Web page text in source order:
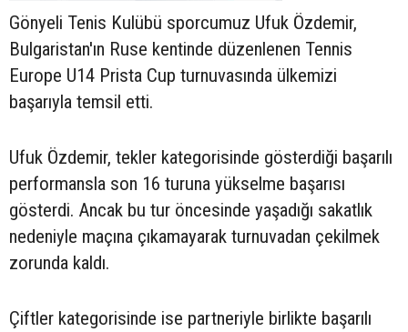
Gönyeli Tenis Kulübü sporcumuz Ufuk Özdemir,
Bulgaristan'ın Ruse kentinde düzenlenen Tennis
Europe U14 Prista Cup turnuvasında ülkemizi
başarıyla temsil etti.
Ufuk Özdemir, tekler kategorisinde gösterdiği başarılı
performansla son 16 turuna yükselme başarısı
gösterdi. Ancak bu tur öncesinde yaşadığı sakatlık
nedeniyle maçına çıkamayarak turnuvadan çekilmek
zorunda kaldı.
Çiftler kategorisinde ise partneriyle birlikte başarılı